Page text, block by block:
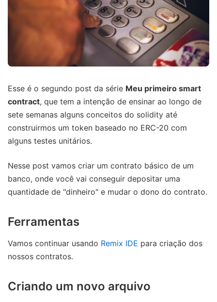
Esse é o segundo post da série Meu primeiro smart
contract, que tem a intenção de ensinar ao longo de
sete semanas alguns conceitos do solidity até
construirmos um token baseado no ERC-20 com
alguns testes unitários.
Nesse post vamos criar um contrato básico de um
banco, onde você vai conseguir depositar uma
quantidade de "dinheiro" e mudar o dono do contrato.
Ferramentas
Vamos continuar usando Remix IDE para criação dos
nossos contratos.
Criando um novo arquivo